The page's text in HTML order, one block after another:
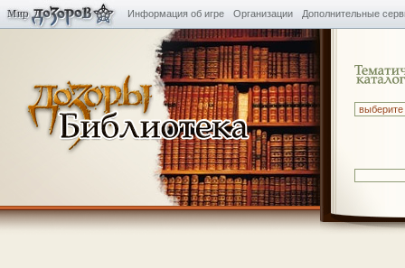
Информация об игре Организации Дополнительные